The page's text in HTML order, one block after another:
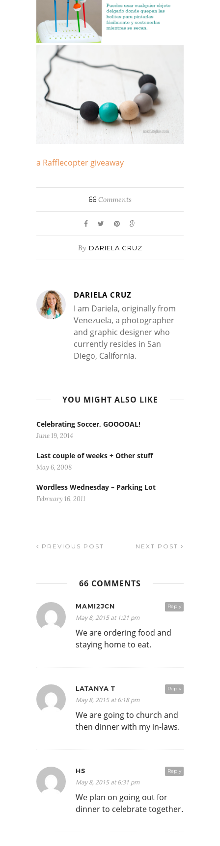
a Rafflecopter giveaway
66 Comments
By DARIELA CRUZ
DARIELA CRUZ
I am Dariela, originally from
Venezuela, a photographer
and graphic designer who
currently resides in San
Diego, California.
YOU MIGHT ALSO LIKE
Celebrating Soccer, GOOOOAL!
June 19, 2014
Last couple of weeks + Other stuff
May 6, 2008
Wordless Wednesday – Parking Lot
February 16, 2011
PREVIOUS POST NEXT POST
66 COMMENTS
Reply
MAMI2JCN
May 8, 2015 at 1:21 pm
We are ordering food and
staying home to eat.
Reply
LATANYA T
May 8, 2015 at 6:18 pm
We are going to church and
then dinner with my in-laws.
Reply
HS
May 8, 2015 at 6:31 pm
We plan on going out for
dinner to celebrate together.